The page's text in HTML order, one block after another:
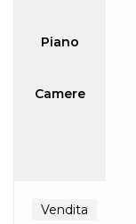
Piano
Camere
Vendita